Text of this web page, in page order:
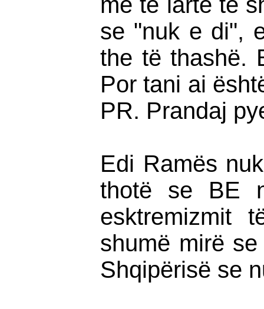
se "nuk e di",
the të thashë.
Por tani ai
PR. Prandaj
Edi Ramës
thotë se BE
esktremizmit
shumë mirë
Shqipërisë se